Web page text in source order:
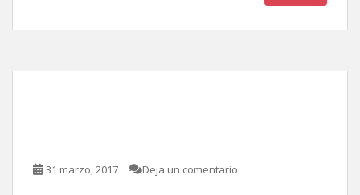
31 marzo, 2017 Deja un comentario